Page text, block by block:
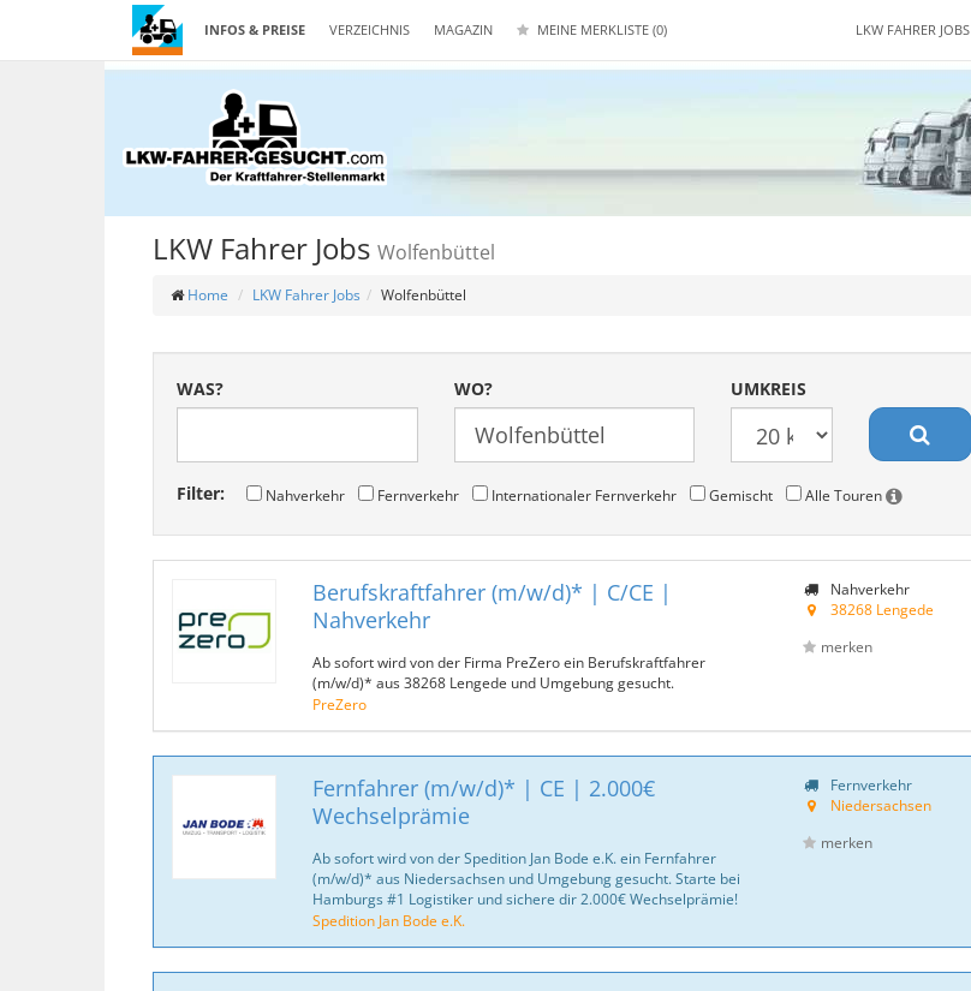
INFOS & PREISE VERZEICHNIS MAGAZIN MEINE MERKLISTE (0) LKW FAHRER JOBS
LKW Fahrer Jobs Wolfenbüttel
Home LKW Fahrer Jobs Wolfenbüttel
WAS? WO? UMKREIS
Filter: Nahverkehr Fernverkehr Internationaler Fernverkehr Gemischt Alle Touren
Berufskraftfahrer (m/w/d)* | C/CE |
Nahverkehr
Ab sofort wird von der Firma PreZero ein Berufskraftfahrer
(m/w/d)* aus 38268 Lengede und Umgebung gesucht.
PreZero
Nahverkehr
38268 Lengede
merken
Fernfahrer (m/w/d)* | CE | 2.000€
Wechselprämie
Ab sofort wird von der Spedition Jan Bode e.K. ein Fernfahrer
(m/w/d)* aus Niedersachsen und Umgebung gesucht. Starte bei
Hamburgs #1 Logistiker und sichere dir 2.000€ Wechselprämie!
Spedition Jan Bode e.K.
Fernverkehr
Niedersachsen
merken